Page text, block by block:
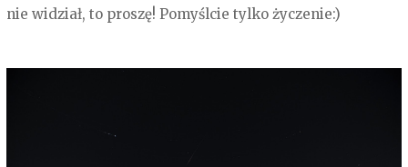
nie widział, to proszę! Pomyślcie tylko życzenie:)